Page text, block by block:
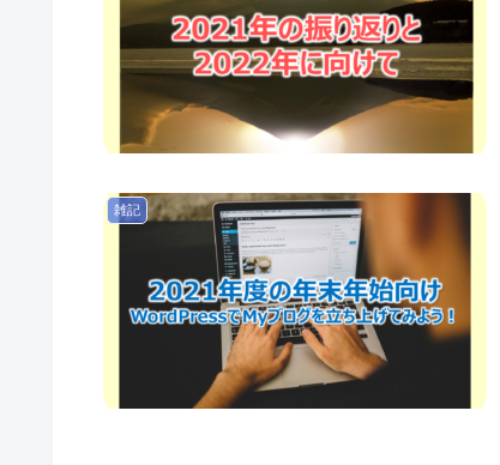
雑記